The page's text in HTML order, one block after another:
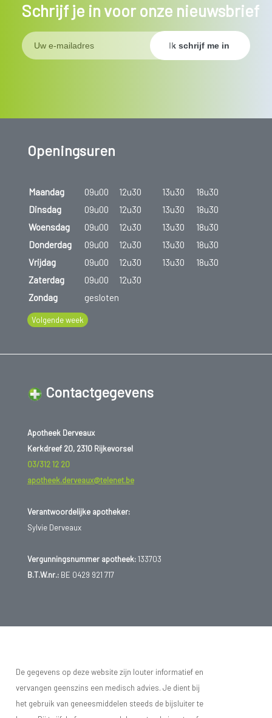
Schrijf je in voor onze nieuwsbrief
Openingsuren
Maandag 09u00 12u30 13u30
18u30
Dinsdag
09u00 12u30 13u30
18u30
Woensdag
09u00 12u30 13u30
18u30
Donderdag
09u00 12u30 13u30
18u30
Vrijdag
09u00 12u30 13u30
18u30
Zaterdag
09u00
12u30
Zondag
gesloten
Volgende week
Contactgegevens
Apotheek Derveaux
Kerkdreef 20, 2310 Rijkevorsel
03/312 12 20
apotheek.derveaux@telenet.be
Verantwoordelijke apotheker:
Sylvie Derveaux
Vergunningsnummer apotheek:133703
B.T.W.nr.:BE 0429 921 717
De gegevens op deze website zijn louter informatief en
vervangen geenszins een medisch advies. Je dient bij
het gebruik van geneesmiddelen steeds de bijsluiter te